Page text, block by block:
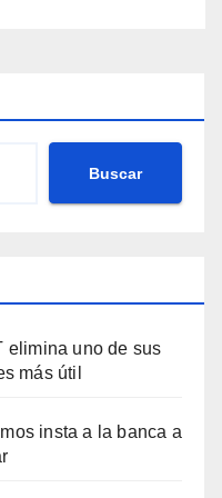
Buscar
elimina uno de sus
más útil
insta a la banca a